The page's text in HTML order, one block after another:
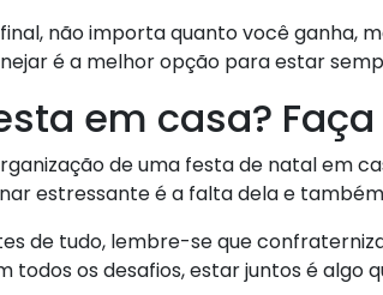
não importa quanto você ganha,
é a melhor opção para estar
em casa?
de uma festa de natal em
estressante é a falta dela e
de tudo, lembre-se que
todos os desafios, estar juntos é algo